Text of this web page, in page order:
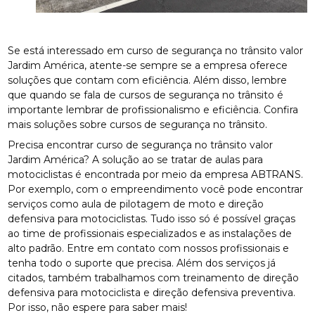
Se está interessado em curso de segurança no trânsito valor
Jardim América, atente-se sempre se a empresa oferece
soluções que contam com eficiência. Além disso, lembre
que quando se fala de cursos de segurança no trânsito é
importante lembrar de profissionalismo e eficiência. Confira
mais soluções sobre cursos de segurança no trânsito.
Precisa encontrar curso de segurança no trânsito valor
Jardim América? A solução ao se tratar de aulas para
motociclistas é encontrada por meio da empresa ABTRANS.
Por exemplo, com o empreendimento você pode encontrar
serviços como aula de pilotagem de moto e direção
defensiva para motociclistas. Tudo isso só é possível graças
ao time de profissionais especializados e as instalações de
alto padrão. Entre em contato com nossos profissionais e
tenha todo o suporte que precisa. Além dos serviços já
citados, também trabalhamos com treinamento de direção
defensiva para motociclista e direção defensiva preventiva.
Por isso, não espere para saber mais!